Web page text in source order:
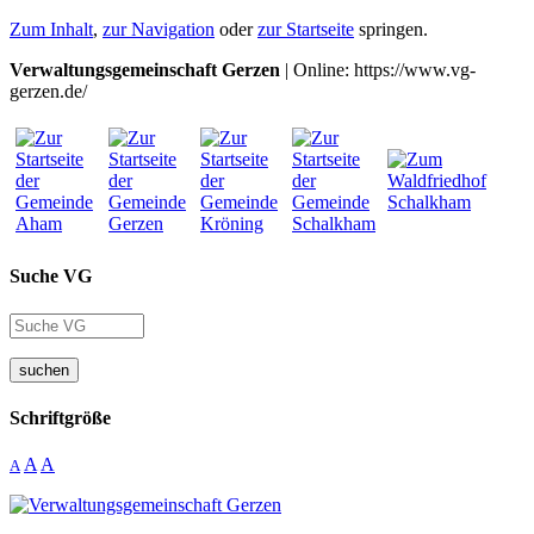
Zum Inhalt, zur Navigation oderzur Startseite springen.
Verwaltungsgemeinschaft Gerzen | Online: https://www.vg-
gerzen.de/
Suche VG
suchen
Schriftgröße
A A A